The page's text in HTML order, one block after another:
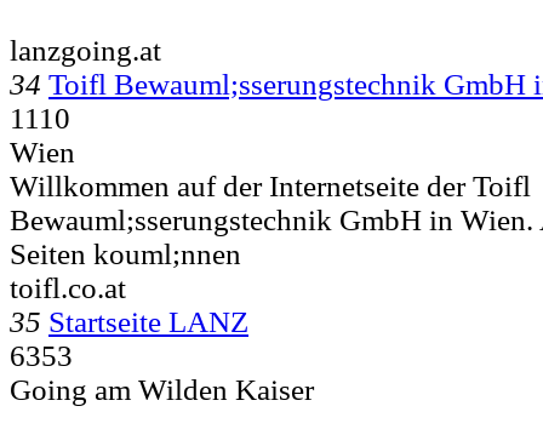
lanzgoing.at
34 Toifl Bewauml;sserungstechnik GmbH
1110
Wien
Willkommen auf der Internetseite der Toifl
Bewauml;sserungstechnik GmbH in
Seiten kouml;nnen
toifl.co.at
35 Startseite LANZ
6353
Going am Wilden Kaiser